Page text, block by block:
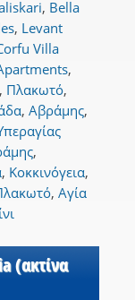
, Bella
, Levant
Villa
,
, Πλακωτό,
, Αβράμης,
,
, Κοκκινόγεια,
, Αγία
(ακτίνα